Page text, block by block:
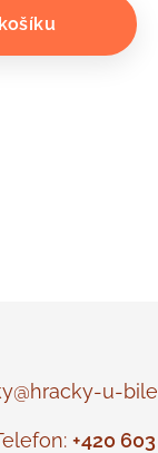
u-
+420